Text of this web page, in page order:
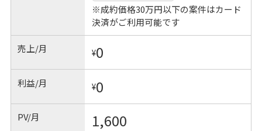
※成約価格30万円以下の案件はカード
決済がご利用可能です
売上/月 ¥0
利益/月 ¥0
PV/月 1,600